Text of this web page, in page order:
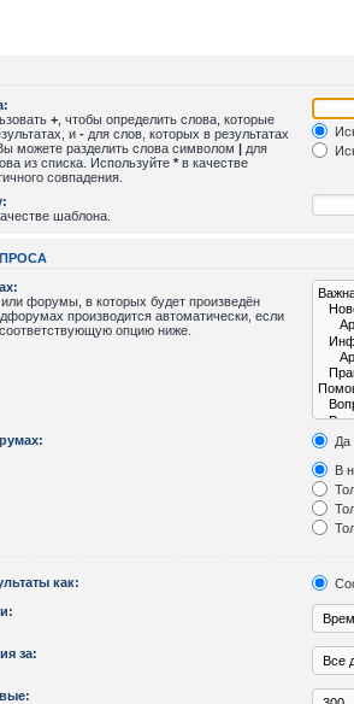
+ , чтобы определить слова, которые
и - для слов, которых в результатах
можете разделить слова символом | для
из списка. Используйте * в качестве
совпадения.
шаблона.
форумы, в которых будет произведён
производится автоматически, если
опцию ниже.
Да
В
как:
за: